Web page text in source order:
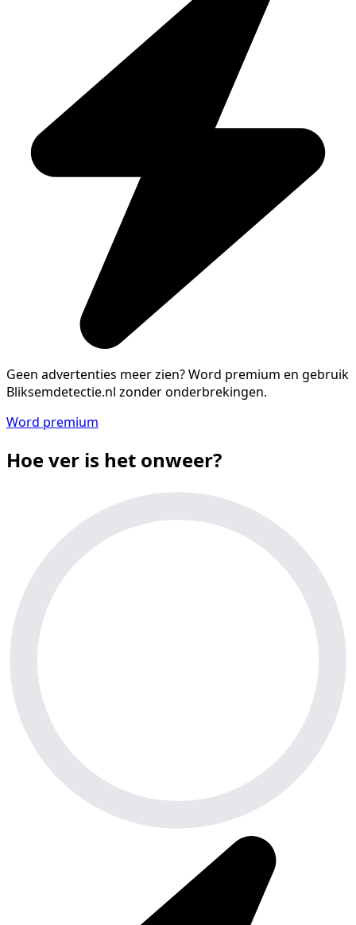
Geen advertenties meer zien?Word premium en gebruik
Bliksemdetectie.nl zonder onderbrekingen.
Word premium
Hoe ver is het onweer?